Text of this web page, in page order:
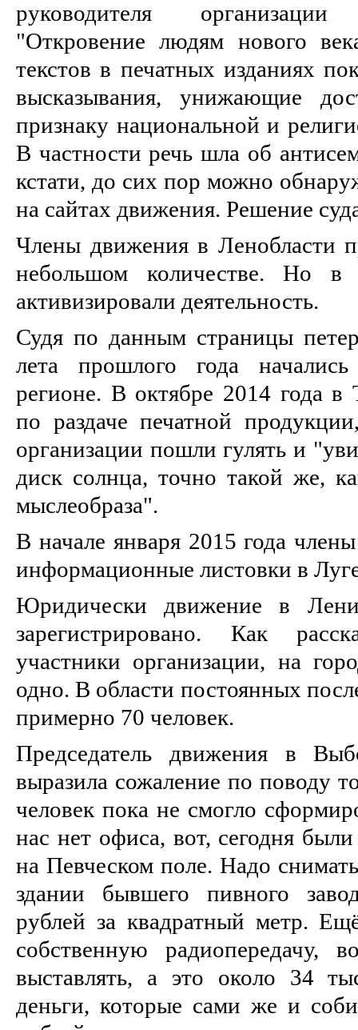
руководителя
"Откровение людям нового
текстов в печатных изданиях
высказывания, унижающие
признаку национальной и
В частности речь шла об
кстати, до сих пор можно
на сайтах движения. Решение
Члены движения в Ленобласти
небольшом количестве. Но в
активизировали деятельность.
Судя по данным страницы
лета прошлого года
регионе. В октябре 2014 года в
по раздаче печатной
организации пошли гулять и
диск солнца, точно такой же,
мыслеобраза".
В начале января 2015 года
информационные листовки в
Юридически движение в
зарегистрировано. Как
участники организации, на
одно. В области постоянных
примерно 70 человек.
Председатель движения в
выразила сожаление по поводу
человек пока не смогло
нас нет офиса, вот, сегодня
на Певческом поле. Надо
здании бывшего пивного
рублей за квадратный метр.
собственную радиопередачу,
выставлять, а это около 34
деньги, которые сами же и